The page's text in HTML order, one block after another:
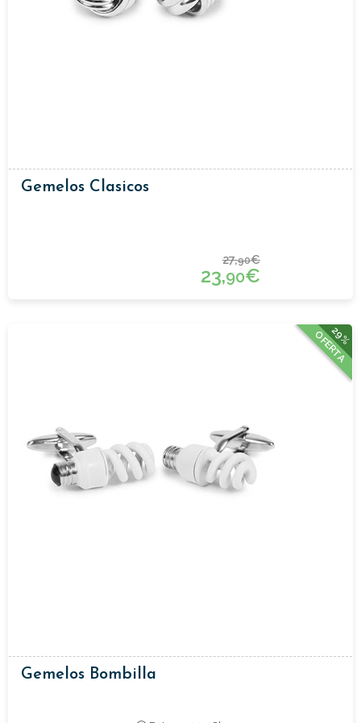
Gemelos Clasicos
27,90€
23,90€
29%
OFERTA
Gemelos Bombilla